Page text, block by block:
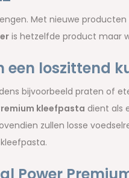
Met nieuwe
is hetzelfde product maar
een loszittend
bijvoorbeeld praten of
kleefpasta dient als
zullen losse